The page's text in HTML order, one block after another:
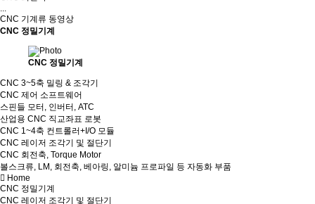
...
CNC 기계류 동영상
CNC 정밀기계
CNC 정밀기계
CNC 3~5축 밀링 & 조각기
CNC 제어 소프트웨어
스핀들 모터, 인버터, ATC
산업용 CNC 직교좌표 로봇
CNC 1~4축 컨트롤러+I/O 모듈
CNC 레이저 조각기 및 절단기
CNC 회전축, Torque Motor
볼스크류, LM, 회전축, 베아링, 알미늄 프로파일 등 자동화 부품
Home
CNC 정밀기계
CNC 레이저 조각기 및 절단기